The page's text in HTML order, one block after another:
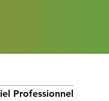
Professionnel